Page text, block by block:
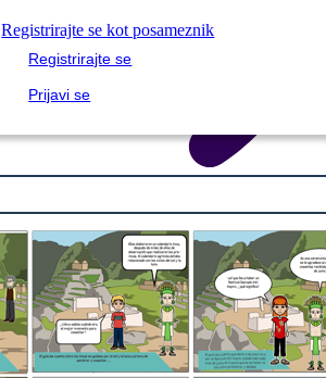
Registrirajte se kot posameznik
Registrirajte se
Prijavi se